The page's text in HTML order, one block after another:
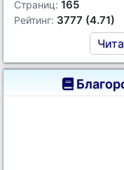
Страниц: 165
Рейтинг: 3777 (4.71)